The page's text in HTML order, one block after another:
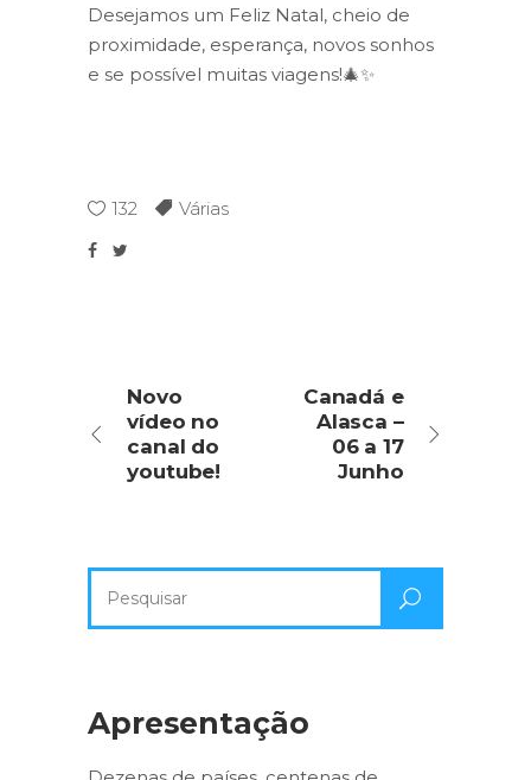
Desejamos um Feliz Natal, cheio de
proximidade, esperança, novos sonhos
e se possível muitas viagens!🎄✨
132 Várias
Novo
vídeo no
canal do
youtube!
Canadá e
Alasca –
06 a 17
Junho
por:
Apresentação